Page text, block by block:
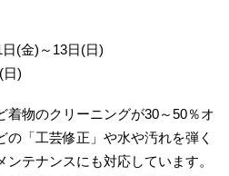
(金)～13日(日)
)
着物のクリーニングが30～50％オ
の「工芸修正」や水や汚れを弾く
ンテナンスにも対応しています。